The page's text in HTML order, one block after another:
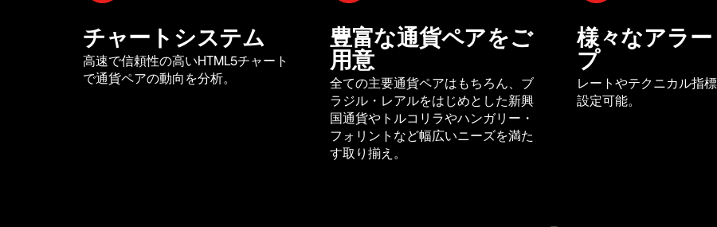
チャートシステム
高速で信頼性の高いHTML5チャート
で通貨ペアの動向を分析。
豊富な通貨ペアをご
用意
全ての主要通貨ペアはもちろん、ブ
ラジル・レアルをはじめとした新興
国通貨やトルコリラやハンガリー・
フォリントなど幅広いニーズを満た
す取り揃え。
様々なアラー
プ
レートやテクニカル指
設定可能。